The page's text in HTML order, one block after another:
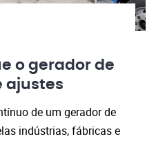
o gerador de
ajustes
de um gerador de
indústrias, fábricas e